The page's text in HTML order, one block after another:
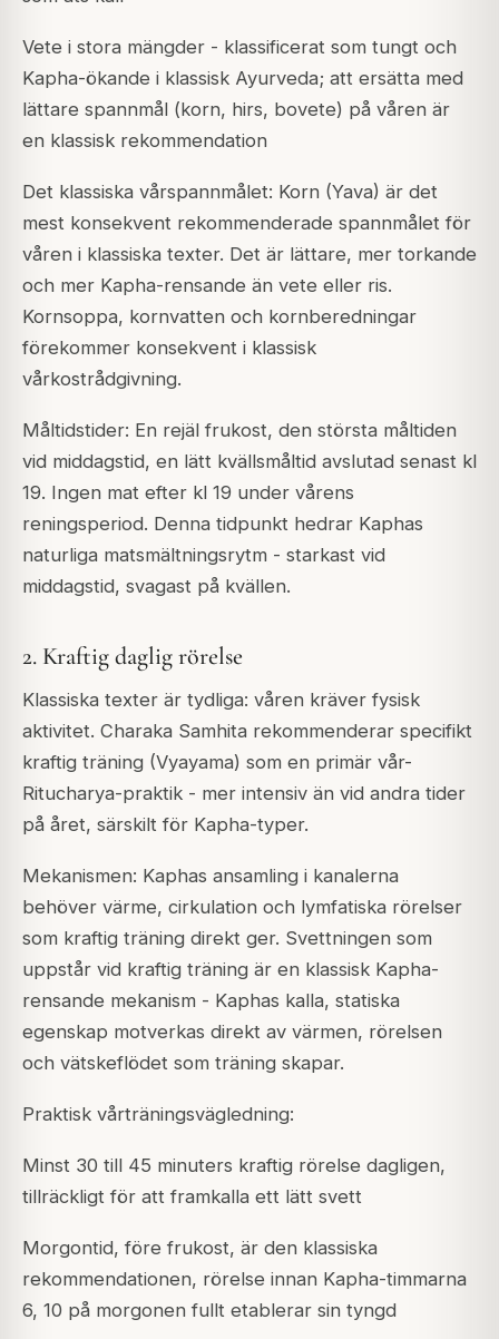
Vete i stora mängder - klassificerat som tungt och
Kapha-ökande i klassisk Ayurveda; att ersätta med
lättare spannmål (korn, hirs, bovete) på våren är
en klassisk rekommendation
Det klassiska vårspannmålet: Korn (Yava) är det
mest konsekvent rekommenderade spannmålet för
våren i klassiska texter. Det är lättare, mer torkande
och mer Kapha-rensande än vete eller ris.
Kornsoppa, kornvatten och kornberedningar
förekommer konsekvent i klassisk
vårkostrådgivning.
Måltidstider: En rejäl frukost, den största måltiden
vid middagstid, en lätt kvällsmåltid avslutad senast kl
19. Ingen mat efter kl 19 under vårens
reningsperiod. Denna tidpunkt hedrar Kaphas
naturliga matsmältningsrytm - starkast vid
middagstid, svagast på kvällen.
2. Kraftig daglig rörelse
Klassiska texter är tydliga: våren kräver fysisk
aktivitet. Charaka Samhita rekommenderar specifikt
kraftig träning (Vyayama) som en primär vår-
Ritucharya-praktik - mer intensiv än vid andra tider
på året, särskilt för Kapha-typer.
Mekanismen: Kaphas ansamling i kanalerna
behöver värme, cirkulation och lymfatiska rörelser
som kraftig träning direkt ger. Svettningen som
uppstår vid kraftig träning är en klassisk Kapha-
rensande mekanism - Kaphas kalla, statiska
egenskap motverkas direkt av värmen, rörelsen
och vätskeflödet som träning skapar.
Praktisk vårträningsvägledning:
Minst 30 till 45 minuters kraftig rörelse dagligen,
tillräckligt för att framkalla ett lätt svett
Morgontid, före frukost, är den klassiska
rekommendationen, rörelse innan Kapha-timmarna
6, 10 på morgonen fullt etablerar sin tyngd